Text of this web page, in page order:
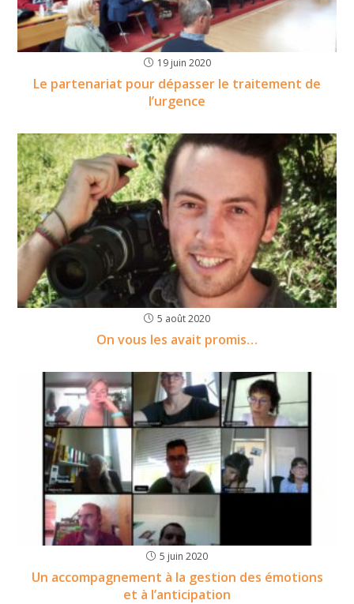
19 juin 2020
Le partenariat pour dépasser le traitement de
l’urgence
5 août 2020
On vous les avait promis…
5 juin 2020
Un accompagnement à la gestion des émotions
et à l’anticipation